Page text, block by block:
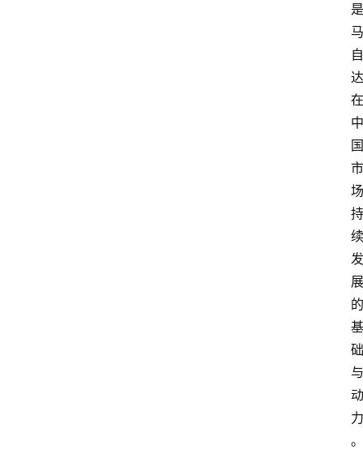
是
马
自
达
在
中
国
市
场
持
续
发
展
的
基
础
与
动
力
。